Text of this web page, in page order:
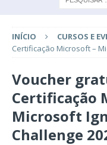
INÍCIO CURSOS E
Certificação Microsoft –
Voucher
Certificação
Microsoft
Challenge